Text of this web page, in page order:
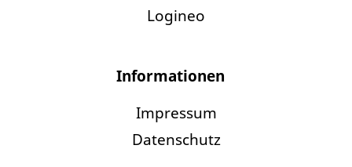
Logineo
Informationen
Impressum
Datenschutz